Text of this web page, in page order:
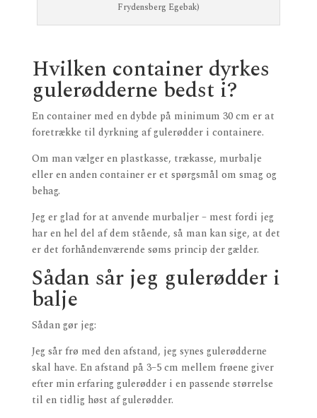
Frydensberg Egebak)
Hvilken container dyrkes
gulerødderne bedst i?
En container med en dybde på minimum 30 cm er at
foretrække til dyrkning af gulerødder i containere.
Om man vælger en plastkasse, trækasse, murbalje
eller en anden container er et spørgsmål om smag og
behag.
Jeg er glad for at anvende murbaljer – mest fordi jeg
har en hel del af dem stående, så man kan sige, at det
er det forhåndenværende søms princip der gælder.
Sådan sår jeg gulerødder i
balje
Sådan gør jeg:
Jeg sår frø med den afstand, jeg synes gulerødderne
skal have. En afstand på 3–5 cm mellem frøene giver
efter min erfaring gulerødder i en passende størrelse
til en tidlig høst af gulerødder.